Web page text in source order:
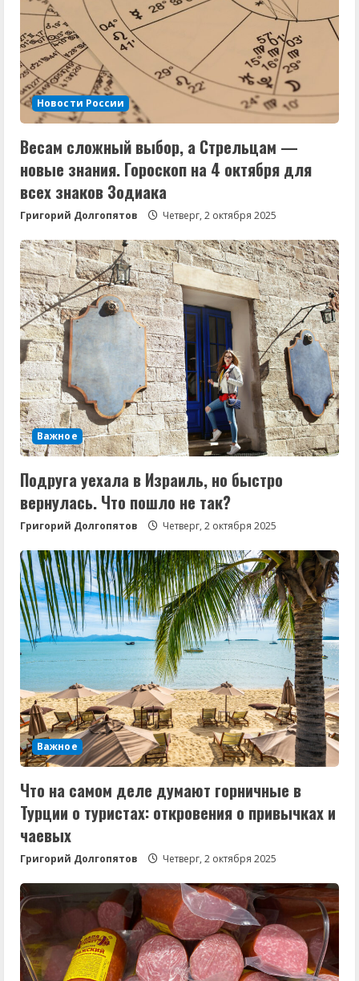
Новости России
Весам сложный выбор, а Стрельцам —
новые знания. Гороскоп на 4 октября для
всех знаков Зодиака
Григорий Долгопятов Четверг, 2 октября 2025
Важное
Подруга уехала в Израиль, но быстро
вернулась. Что пошло не так?
Григорий Долгопятов Четверг, 2 октября 2025
Важное
Что на самом деле думают горничные в
Турции о туристах: откровения о привычках и
чаевых
Григорий Долгопятов Четверг, 2 октября 2025